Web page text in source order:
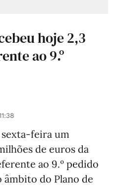
hoje 2,3
ao 9.º
feira um
de euros da
ao 9.º pedido
do Plano de